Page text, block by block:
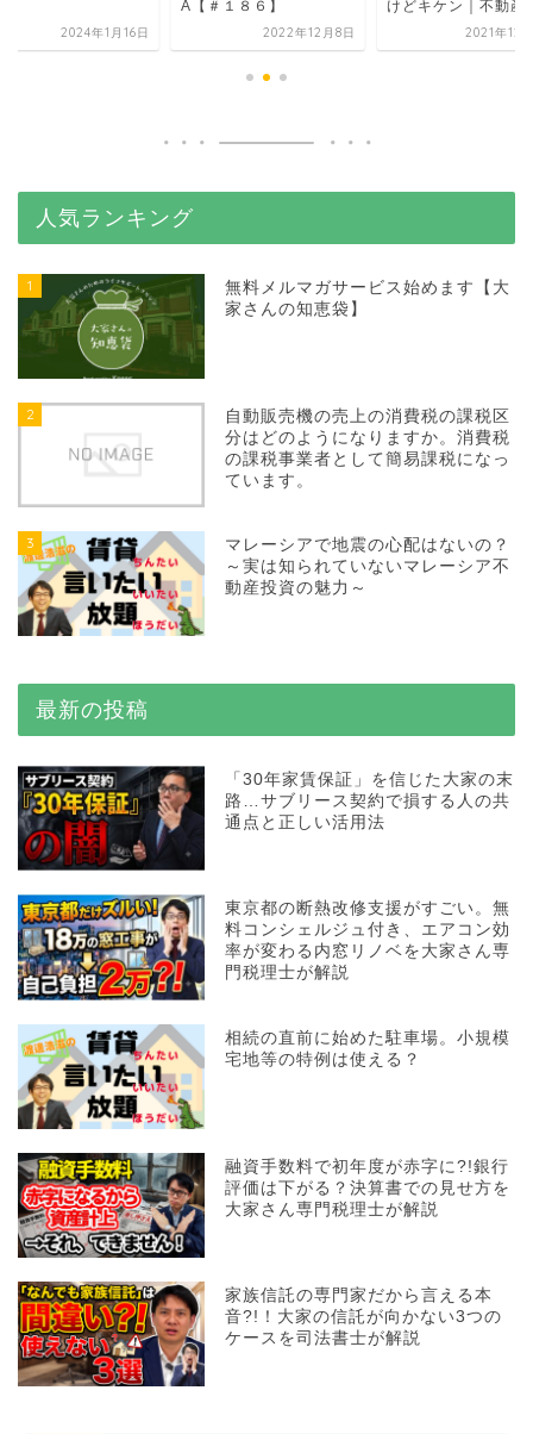
2024年1月16日
A【＃１８６】
2022年12月8日
けどキケン｜不動産
2021年12
人気ランキング
1
無料メルマガサービス始めます【大
家さんの知恵袋】
2
自動販売機の売上の消費税の課税区
分はどのようになりますか。消費税
の課税事業者として簡易課税になっ
ています。
3
マレーシアで地震の心配はないの？
～実は知られていないマレーシア不
動産投資の魅力～
最新の投稿
「30年家賃保証」を信じた大家の末
路…サブリース契約で損する人の共
通点と正しい活用法
東京都の断熱改修支援がすごい。無
料コンシェルジュ付き、エアコン効
率が変わる内窓リノベを大家さん専
門税理士が解説
相続の直前に始めた駐車場。小規模
宅地等の特例は使える？
融資手数料で初年度が赤字に?!銀行
評価は下がる？決算書での見せ方を
大家さん専門税理士が解説
家族信託の専門家だから言える本
音?!！大家の信託が向かない3つの
ケースを司法書士が解説